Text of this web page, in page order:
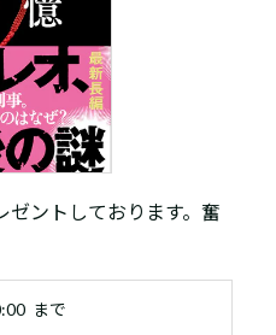
ゼントしております。奮
まで